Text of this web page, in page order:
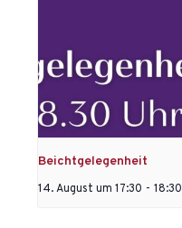
Beichtgelegenheit
14. August um 17:30 - 18:30